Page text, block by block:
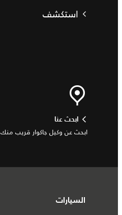
استكشف
ابحث عنا
ابحث عن وكيل جاكوار قريب منك
السيارات